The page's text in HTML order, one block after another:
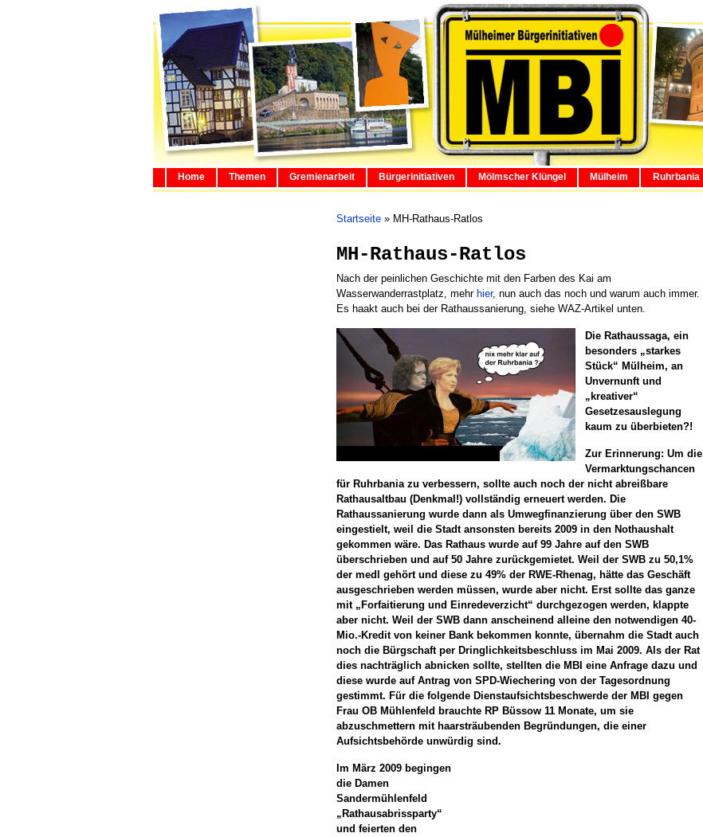
Home Themen Gremienarbeit Bürgerinitiativen Mölmscher Klüngel Mülheim Ruhrbania
Startseite » MH-Rathaus-Ratlos
MH-Rathaus-Ratlos
Nach der peinlichen Geschichte mit den Farben des Kai am
Wasserwanderrastplatz, mehr hier, nun auch das noch und warum auch immer.
Es haakt auch bei der Rathaussanierung, siehe WAZ-Artikel unten.
Die Rathaussaga, ein
besonders „starkes
Stück“ Mülheim, an
Unvernunft und
„kreativer“
Gesetzesauslegung
kaum zu überbieten?!
Zur Erinnerung: Um die
Vermarktungschancen
für Ruhrbania zu verbessern, sollte auch noch der nicht abreißbare
Rathausaltbau (Denkmal!) vollständig erneuert werden. Die
Rathaussanierung wurde dann als Umwegfinanzierung über den SWB
eingestielt, weil die Stadt ansonsten bereits 2009 in den Nothaushalt
gekommen wäre. Das Rathaus wurde auf 99 Jahre auf den SWB
überschrieben und auf 50 Jahre zurückgemietet. Weil der SWB zu 50,1%
der medl gehört und diese zu 49% der RWE-Rhenag, hätte das Geschäft
ausgeschrieben werden müssen, wurde aber nicht. Erst sollte das ganze
mit „Forfaitierung und Einredeverzicht“ durchgezogen werden, klappte
aber nicht. Weil der SWB dann anscheinend alleine den notwendigen 40-
Mio.-Kredit von keiner Bank bekommen konnte, übernahm die Stadt auch
noch die Bürgschaft per Dringlichkeitsbeschluss im Mai 2009. Als der Rat
dies nachträglich abnicken sollte, stellten die MBI eine Anfrage dazu und
diese wurde auf Antrag von SPD-Wiechering von der Tagesordnung
gestimmt. Für die folgende Dienstaufsichtsbeschwerde der MBI gegen
Frau OB Mühlenfeld brauchte RP Büssow 11 Monate, um sie
abzuschmettern mit haarsträubenden Begründungen, die einer
Aufsichtsbehörde unwürdig sind.
Im März 2009 begingen
die Damen
Sandermühlenfeld
„Rathausabrissparty“
und feierten den